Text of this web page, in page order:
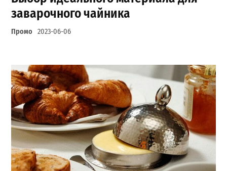
заварочного чайника
Промо 2023-06-06